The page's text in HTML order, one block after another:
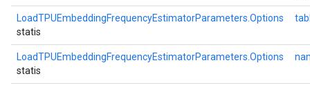
LoadTPUEmbeddingFrequencyEstimatorParameters.Options
statis
LoadTPUEmbeddingFrequencyEstimatorParameters.Options
statis